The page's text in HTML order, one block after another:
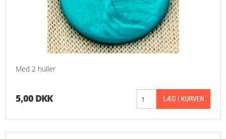
Med 2 huller
5,00 DKK